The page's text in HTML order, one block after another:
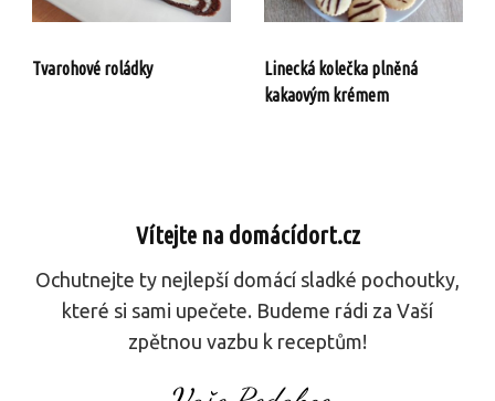
Tvarohové roládky
Linecká kolečka plněná
kakaovým krémem
Vítejte na domácídort.cz
Ochutnejte ty nejlepší domácí sladké pochoutky,
které si sami upečete. Budeme rádi za Vaší
zpětnou vazbu k receptům!